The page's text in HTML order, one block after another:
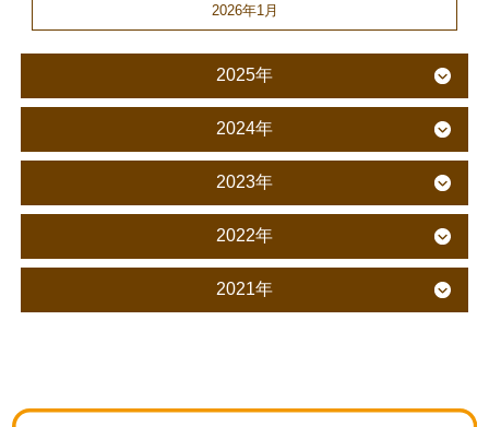
2026年1月
2025年
2024年
2023年
2022年
2021年